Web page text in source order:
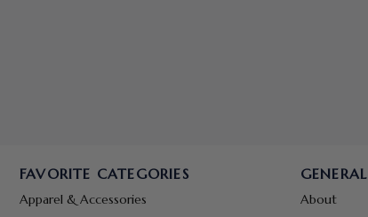
FAVORITE CATEGORIES
Apparel & Accessories
GENERAL
About